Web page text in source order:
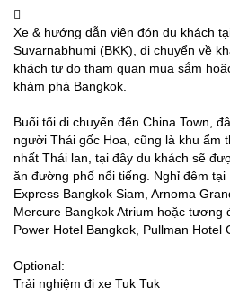
Xe & hướng dẫn viên đón du khách
Suvarnabhumi (BKK), di chuyển về
khách tự do tham quan mua sắm
khám phá Bangkok.
Buổi tối di chuyển đến China Town,
người Thái gốc Hoa, cũng là khu ẩm
nhất Thái lan, tại đây du khách sẽ
ăn đường phố nổi tiếng. Nghỉ đêm tại
Express Bangkok Siam, Arnoma
Mercure Bangkok Atrium hoặc tương
Power Hotel Bangkok, Pullman
Optional:
Trải nghiệm đi xe Tuk Tuk